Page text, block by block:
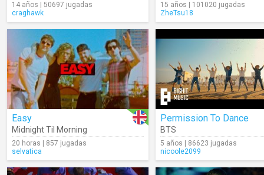
14 años | 50697 jugadas
craghawk
15 años | 101020 jugadas
ZheTsu18
Easy
Midnight Til Morning
20 horas | 857 jugadas
selvatica
Permission To Dance
BTS
5 años | 86623 jugadas
nicoole2099